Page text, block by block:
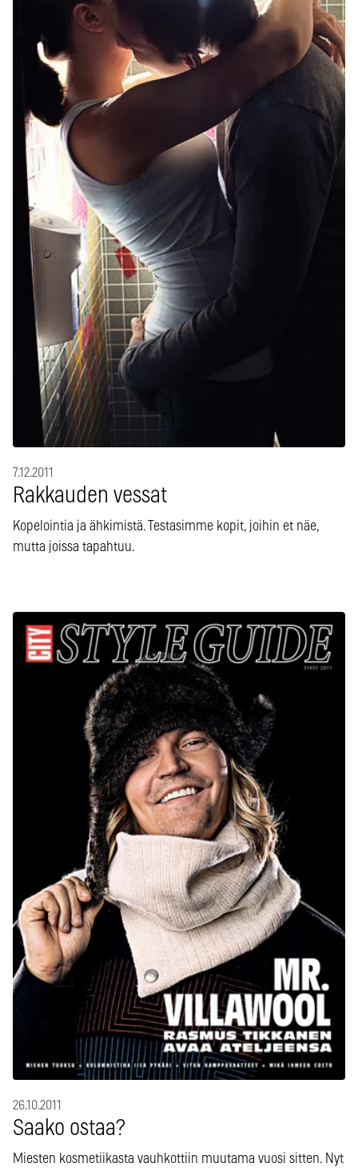
7.12.2011
Rakkauden vessat
Kopelointia ja ähkimistä. Testasimme kopit, joihin et näe,
mutta joissa tapahtuu.
26.10.2011
Saako ostaa?
Miesten kosmetiikasta vauhkottiin muutama vuosi sitten. Nyt